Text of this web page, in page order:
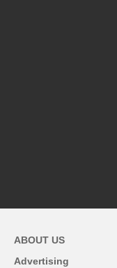
ABOUT US
Advertising